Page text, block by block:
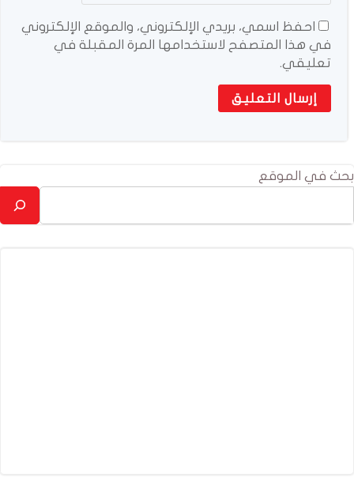
احفظ اسمي، بريدي الإلكتروني، والموقع الإلكتروني
في هذا المتصفح لاستخدامها المرة المقبلة في
تعليقي.
بحث في الموقع